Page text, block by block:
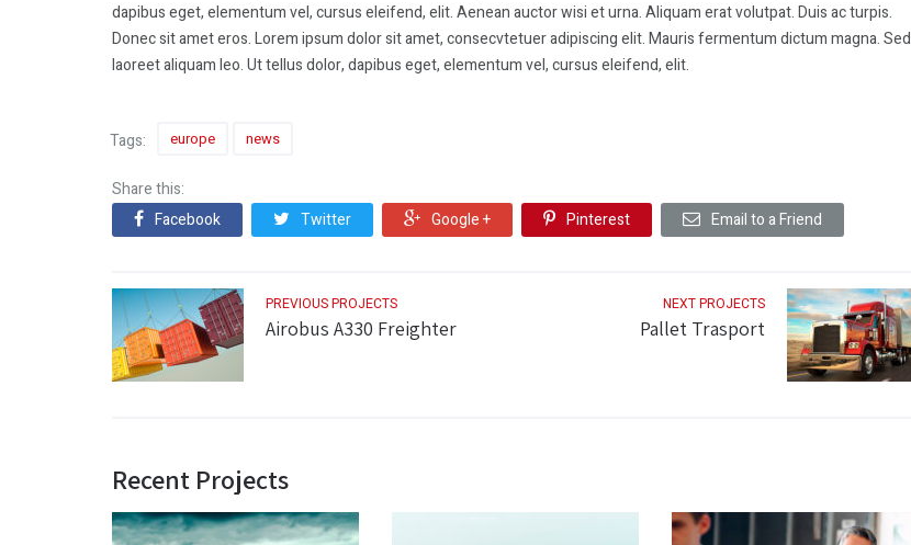
dapibus eget, elementum vel, cursus eleifend, elit. Aenean auctor wisi et urna. Aliquam erat volutpat. Duis ac turpis.
Donec sit amet eros. Lorem ipsum dolor sit amet, consecvtetuer adipiscing elit. Mauris fermentum dictum magna. Sed
laoreet aliquam leo. Ut tellus dolor, dapibus eget, elementum vel, cursus eleifend, elit.
Tags: europe news
Share this:
Facebook
Twitter Google + Pinterest Email to a Friend
PREVIOUS PROJECTS
Airobus A330 Freighter
NEXT PROJECTS
Pallet Trasport
Recent Projects